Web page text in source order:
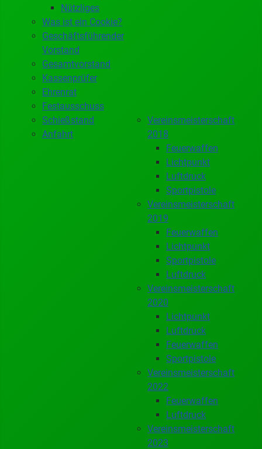
Nützliges
Was ist ein Cookie?
Geschäftsführender
Vorstand
Gesamtvorstand
Kassenprüfer
Ehrenrat
Festausschuss
Schießstand
Anfahrt
Vereinsmeisterschaft
2018
Feuerwaffen
Lichtpunkt
Luftdruck
Sportpistole
Vereinsmeisterschaft
2019
Feuerwaffen
Lichtpunkt
Sportpistole
Luftdruck
Vereinsmeisterschaft
2020
Lichtpunkt
Luftdruck
Feuerwaffen
Sportpistole
Vereinsmeisterschaft
2022
Feuerwaffen
Luftdruck
Vereinsmeisterschaft
2023